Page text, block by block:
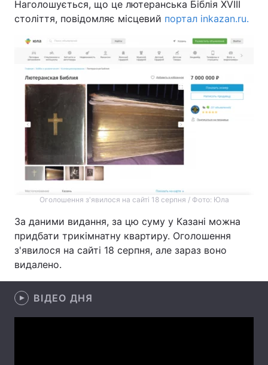
Україна Політика
Економіка
Спорт
Техно і зв'язок Лайт
Зброя Інциденти
Здоров'я Туризм
Цікавинки
Екологія Регіони
Лонгріди
Відео з Youtube
Інтерв'ю
Архів Вакансії
Наголошується, що це лютеранська Біблія XVIII
століття, повідомляє місцевий портал inkazan.ru.
Оголошення з'явилося на сайті 18 серпня / Фото: Юла
За даними видання, за цю суму у Казані можна
придбати трикімнатну квартиру. Оголошення
з'явилося на сайті 18 серпня, але зараз воно
видалено.
ВІДЕО ДНЯ